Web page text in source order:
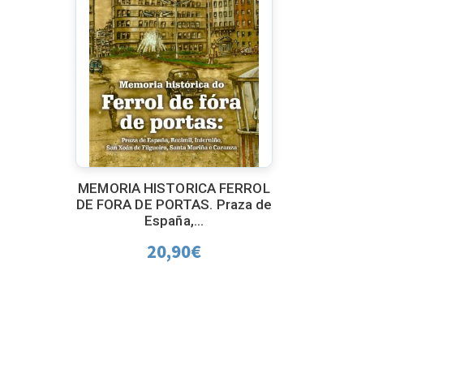
MEMORIA HISTORICA FERROL
DE FORA DE PORTAS. Praza de
España,...
20,90€